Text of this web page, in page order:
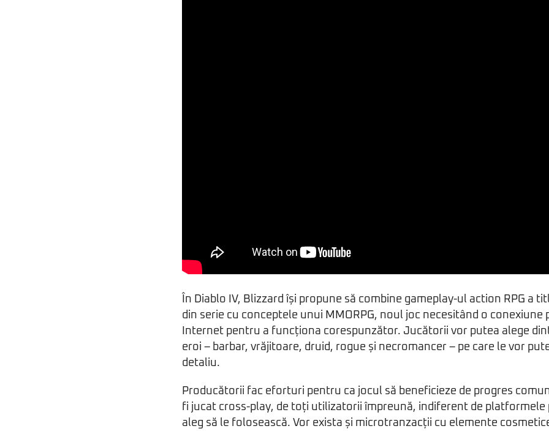
În Diablo IV, Blizzard își propune să combine gameplay-ul action RPG a
din serie cu conceptele unui MMORPG, noul joc necesitând o conexiune
Internet pentru a funcționa corespunzător. Jucătorii vor putea alege
eroi – barbar, vrăjitoare, druid, rogue și necromancer – pe care le vor
detaliu.
Producătorii fac eforturi pentru ca jocul să beneficieze de progres
fi jucat cross-play, de toți utilizatorii împreună, indiferent de platformele
aleg să le folosească. Vor exista și microtranzacții cu elemente